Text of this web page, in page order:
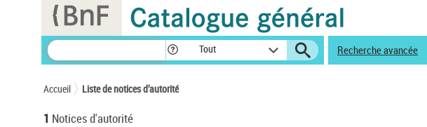
Tout Recherche avancée
Accueil Liste de notices d’autorité
1 Notices d'autorité
Panneau de gestion des cookies